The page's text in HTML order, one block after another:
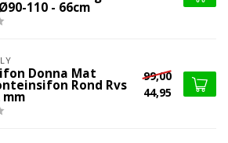
110 - 66cm
Donna Mat
Rond Rvs
mm
99,00
44,95